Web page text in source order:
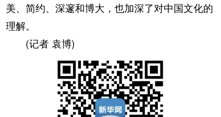
美、简约、深邃和博大，也加深了对中国文化的
理解。
(记者 袁博)